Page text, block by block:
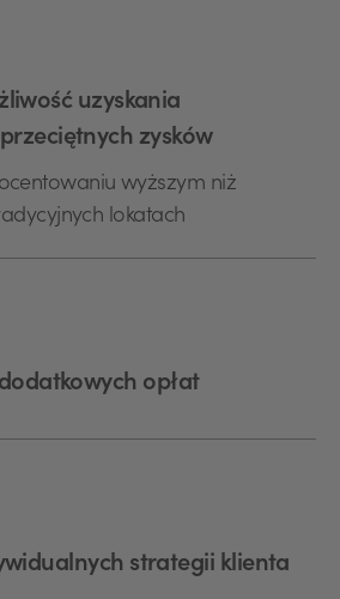
uzyskania
zysków
wyższym niż
lokatach
opłat
strategii klienta